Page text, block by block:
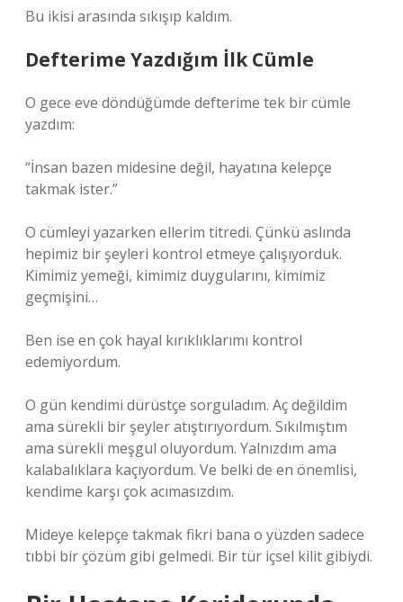
Bu ikisi arasında sıkışıp kaldım.
Defterime Yazdığım İlk Cümle
O gece eve döndüğümde defterime tek bir cümle
yazdım:
“İnsan bazen midesine değil, hayatına kelepçe
takmak ister.”
O cümleyi yazarken ellerim titredi. Çünkü aslında
hepimiz bir şeyleri kontrol etmeye çalışıyorduk.
Kimimiz yemeği, kimimiz duygularını, kimimiz
geçmişini…
Ben ise en çok hayal kırıklıklarımı kontrol
edemiyordum.
O gün kendimi dürüstçe sorguladım. Aç değildim
ama sürekli bir şeyler atıştırıyordum. Sıkılmıştım
ama sürekli meşgul oluyordum. Yalnızdım ama
kalabalıklara kaçıyordum. Ve belki de en önemlisi,
kendime karşı çok acımasızdım.
Mideye kelepçe takmak fikri bana o yüzden sadece
tıbbi bir çözüm gibi gelmedi. Bir tür içsel kilit gibiydi.